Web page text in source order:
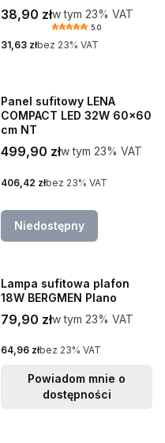
Cena brutto
38,90 złw tym %s VAT
w tym 23% VAT
5.0
Cena netto
31,63 złbez 23% VAT
Panel sufitowy LENA
COMPACT LED 32W 60x60
cm NT
Cena brutto
499,90 złw tym %s VAT
w tym 23% VAT
Cena netto
406,42 złbez 23% VAT
Niedostępny
Lampa sufitowa plafon
18W BERGMEN Plano
Cena brutto
79,90 złw tym %s VAT
w tym 23% VAT
Cena netto
64,96 złbez 23% VAT
Powiadom mnie o
dostępności